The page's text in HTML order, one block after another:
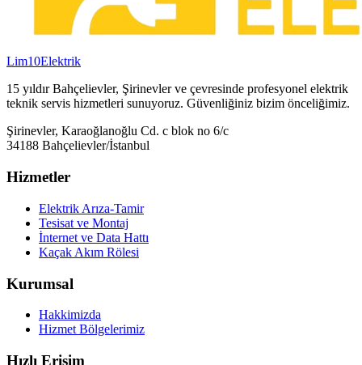
Lim10Elektrik
15 yıldır Bahçelievler, Şirinevler ve çevresinde profesyonel elektrik
teknik servis hizmetleri sunuyoruz. Güvenliğiniz bizim önceliğimiz.
Şirinevler, Karaoğlanoğlu Cd. c blok no 6/c
34188 Bahçelievler/İstanbul
Hizmetler
Elektrik Arıza-Tamir
Tesisat ve Montaj
İnternet ve Data Hattı
Kaçak Akım Rölesi
Kurumsal
Hakkimizda
Hizmet Bölgelerimiz
Hızlı Erişim